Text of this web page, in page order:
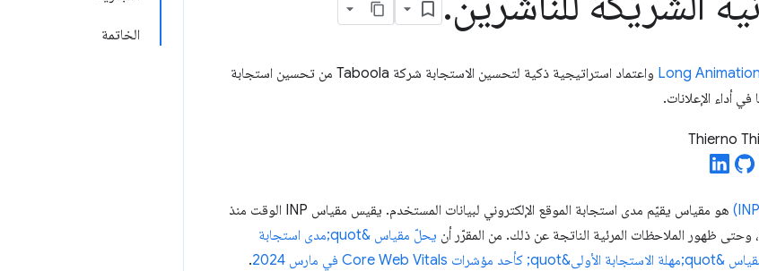
الخاتمة
Long
واعتماد استراتيجية ذكية لتحسين الاستجابة شركة Taboola من تحسين استجابة
في أداء الإعلانات.
Thierno
هو مقياس يقيّم مدى استجابة الموقع الإلكتروني لبيانات المستخدم. يقيس مقياس INP الوقت منذ
وحتى ظهور الملاحظات المرئية الناتجة عن ذلك. من المقرّر أن
يحلّ مقياس &quot;مدى استجابة
.